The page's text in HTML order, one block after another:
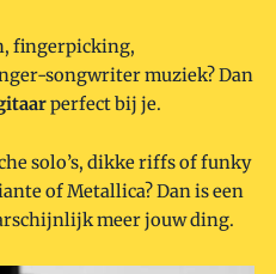
fingerpicking,
songwriter muziek? Dan
perfect bij je.
solo’s, dikke riffs of funky
of Metallica? Dan is een
meer jouw ding.